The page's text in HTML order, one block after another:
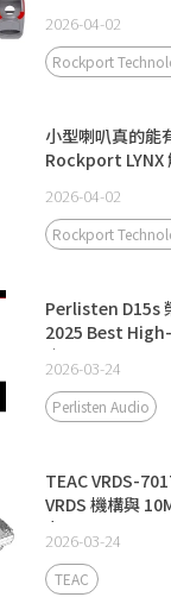
2026-04-02
Rockport
小型喇叭真的能
Rockport LYNX
2026-04-02
Rockport
Perlisten D15s
2025 Best
｜THX Dominus
2026-03-24
Perlisten Audio
TEAC VRDS-
VRDS 機構與
力
2026-03-24
TEAC